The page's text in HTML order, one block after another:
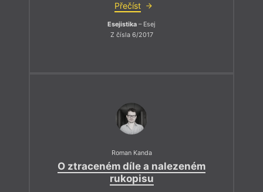
Přečíst
Esejistika – Esej
Z čísla 6/2017
Roman Kanda
O ztraceném díle a nalezeném
rukopisu